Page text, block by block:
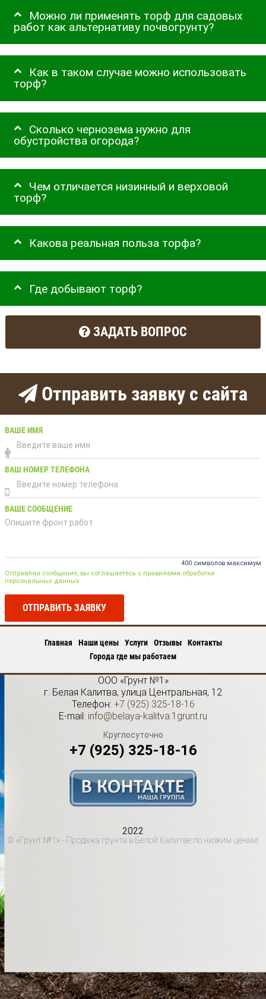
Можно ли применять торф для садовых
работ как альтернативу почвогрунту?
Как в таком случае можно использовать
торф?
Сколько чернозема нужно для
обустройства огорода?
Чем отличается низинный и верховой
торф?
Какова реальная польза торфа?
Где добывают торф?
ЗАДАТЬ ВОПРОС
Отправить заявку с сайта
ВАШЕ ИМЯ
ВАШ НОМЕР ТЕЛЕФОНА
ВАШЕ СООБЩЕНИЕ
400 символов максимум
Отправляя сообщение, вы соглашаетесь с правилами обработки
персональных данных
ОТПРАВИТЬ ЗАЯВКУ
Главная Наши цены Услуги Отзывы
Контакты
Города где мы работаем
ООО «Грунт №1»
г. Белая Калитва, улица Центральная, 12
Телефон: +7 (925) 325-18-16
E-mail: info@belaya-kalitva.1grunt.ru
Круглосуточно
+7 (925) 325-18-16
2022
© «Грунт №1» - Продажа грунта в Белой Калитве по низким ценам!